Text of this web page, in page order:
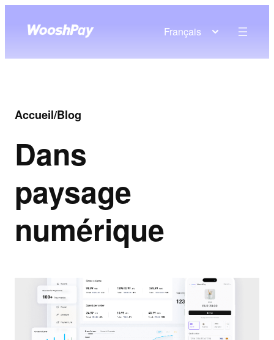
Français
Accueil/Blog
Dans
paysage
numérique